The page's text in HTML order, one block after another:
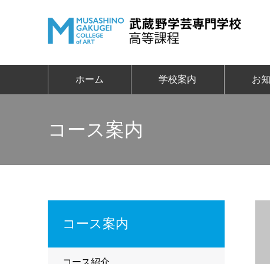
ホーム 学校案内 お
コース案内
コース案内
コース紹介